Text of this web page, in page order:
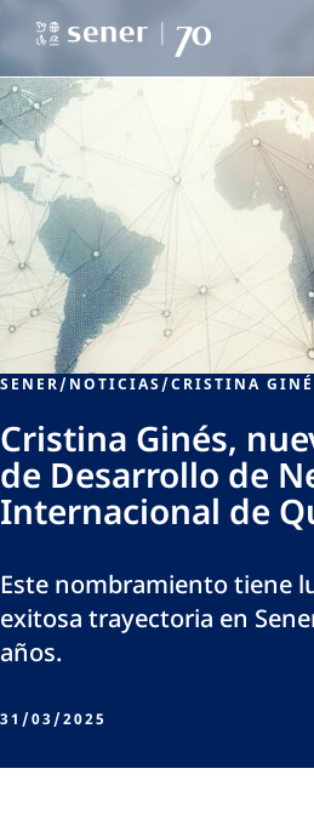
SENER/NOTICIAS/
Cristina Ginés,
de Desarrollo de
Internacional de
Este nombramiento tiene
exitosa trayectoria en
años.
31/03/2025